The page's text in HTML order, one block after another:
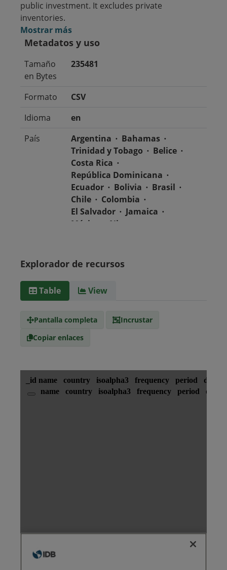
public investment. It excludes private
inventories.
Mostrar más
Metadatos y uso
Tamaño
en Bytes
235481
Formato
CSV
Idioma
en
País
Argentina
Bahamas
Trinidad y Tobago
Belice
Costa Rica
República Dominicana
Ecuador
Bolivia
Brasil
Chile
Colombia
El Salvador
Jamaica
México
Nicaragua
Uruguay
Venezuela
Surinam
Medio
Explorador de recursos
Table View
Pantalla completa
Incrustar
Copiar enlaces